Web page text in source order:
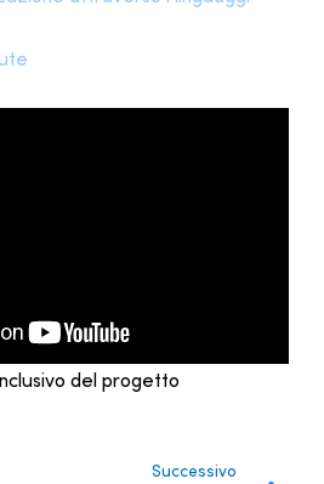
del progetto
Successivo